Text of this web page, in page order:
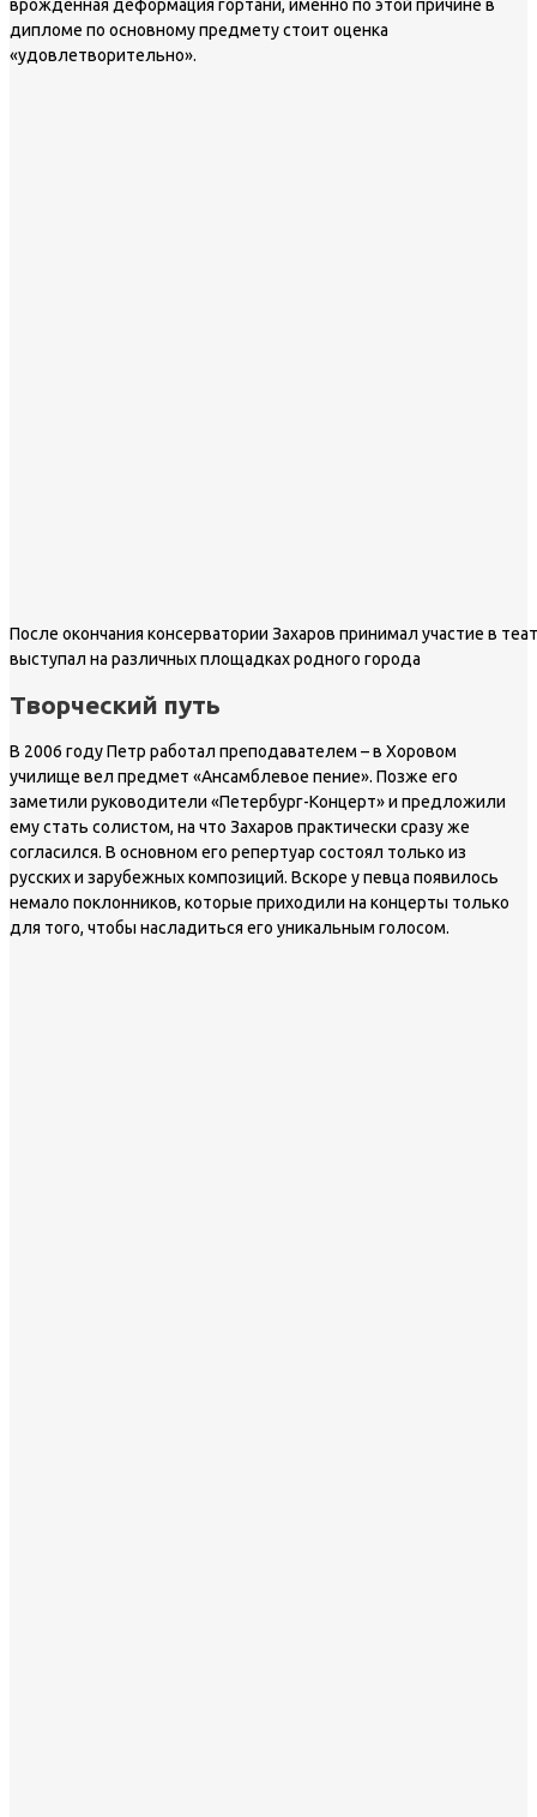
врожденная деформация гортани, именно по этой причине в
дипломе по основному предмету стоит оценка
«удовлетворительно».
После окончания консерватории Захаров принимал участие в
выступал на различных площадках родного города
Творческий путь
В 2006 году Петр работал преподавателем – в Хоровом
училище вел предмет «Ансамблевое пение». Позже его
заметили руководители «Петербург-Концерт» и предложили
ему стать солистом, на что Захаров практически сразу же
согласился. В основном его репертуар состоял только из
русских и зарубежных композиций. Вскоре у певца появилось
немало поклонников, которые приходили на концерты только
для того, чтобы насладиться его уникальным голосом.